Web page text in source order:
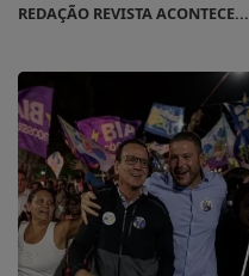
REDAÇÃO REVISTA ACONTECE...